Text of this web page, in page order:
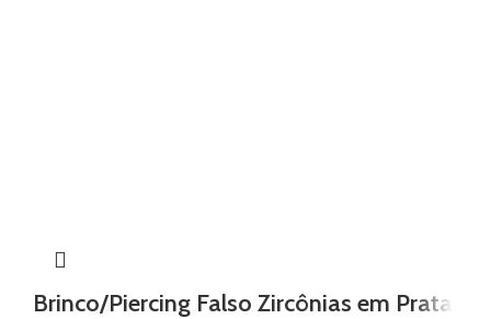
Brinco/Piercing Falso Zircônias em Prata